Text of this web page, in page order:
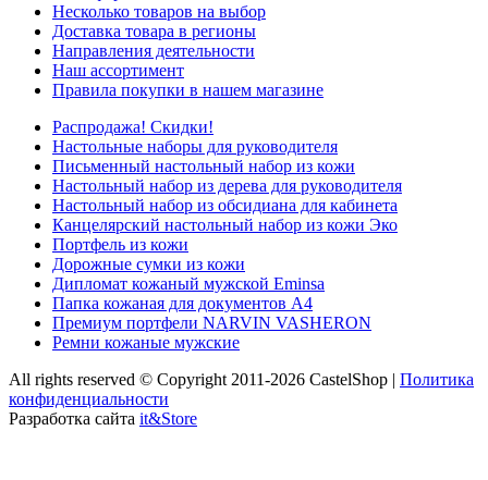
Несколько товаров на выбор
Доставка товара в регионы
Направления деятельности
Наш ассортимент
Правила покупки в нашем магазине
Распродажа! Скидки!
Настольные наборы для руководителя
Письменный настольный набор из кожи
Настольный набор из дерева для руководителя
Настольный набор из обсидиана для кабинета
Канцелярский настольный набор из кожи Эко
Портфель из кожи
Дорожные сумки из кожи
Дипломат кожаный мужской Eminsa
Папка кожаная для документов А4
Премиум портфели NARVIN VASHERON
Ремни кожаные мужские
All rights reserved © Copyright 2011-2026 CastelShop | Политика
конфиденциальности
Разработка сайта it&Store